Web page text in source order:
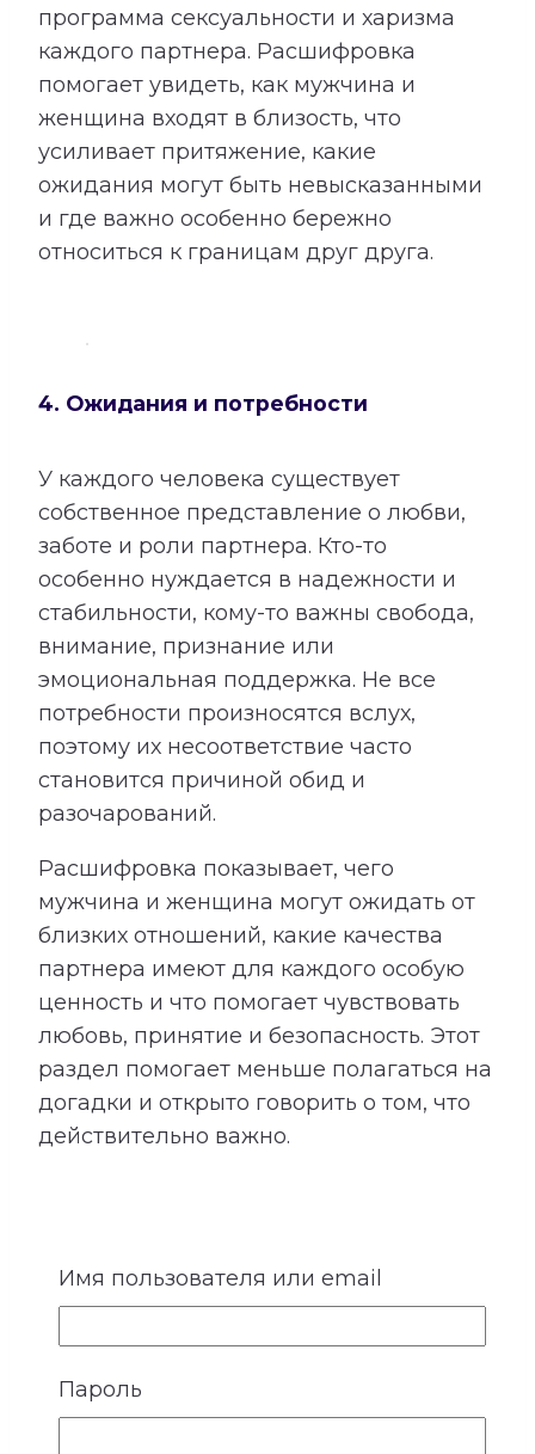
программа сексуальности и харизма
каждого партнера. Расшифровка
помогает увидеть, как мужчина и
женщина входят в близость, что
усиливает притяжение, какие
ожидания могут быть невысказанными
и где важно особенно бережно
относиться к границам друг друга.
4. Ожидания и потребности
У каждого человека существует
собственное представление о любви,
заботе и роли партнера. Кто-то
особенно нуждается в надежности и
стабильности, кому-то важны свобода,
внимание, признание или
эмоциональная поддержка. Не все
потребности произносятся вслух,
поэтому их несоответствие часто
становится причиной обид и
разочарований.
Расшифровка показывает, чего
мужчина и женщина могут ожидать от
близких отношений, какие качества
партнера имеют для каждого особую
ценность и что помогает чувствовать
любовь, принятие и безопасность. Этот
раздел помогает меньше полагаться на
догадки и открыто говорить о том, что
действительно важно.
5. Идеальные отношения
образ отношений, в которых ему будет
Имя пользователя или email
Пароль